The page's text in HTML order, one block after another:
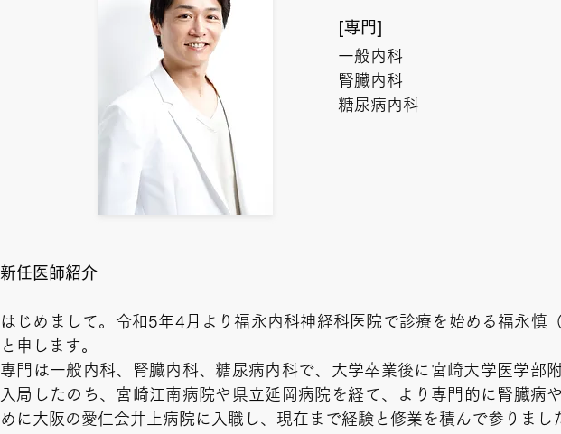
[専門]
一般内科
​腎臓内科
糖尿病内科
新任医師紹介
はじめまして。令和5年4月より福永内科神経科医院で診療を始める福永
と申します。
専門は一般内科、腎臓内科、糖尿病内科で、大学卒業後に宮崎大学医学部
入局したのち、宮崎江南病院や県立延岡病院を経て、より専門的に腎臓病
めに大阪の愛仁会井上病院に入職し、現在まで経験と修業を積んで参りまし